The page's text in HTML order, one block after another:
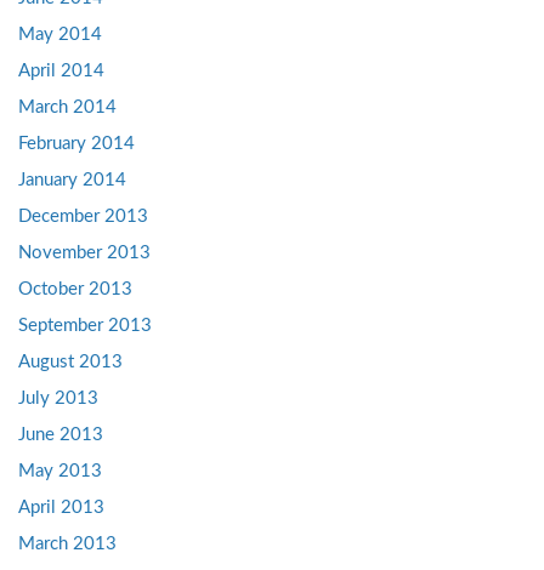
May 2014
April 2014
March 2014
February 2014
January 2014
December 2013
November 2013
October 2013
September 2013
August 2013
July 2013
June 2013
May 2013
April 2013
March 2013